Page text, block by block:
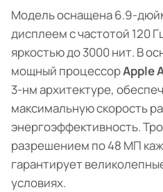
Модель оснащена 6.9-
дисплеем с частотой 120
яркостью до 3000 нит. В
мощный процессорApple
3-нм архитектуре,
максимальную скорость
энергоэффективность.
разрешением по 48 МП
гарантирует
условиях.